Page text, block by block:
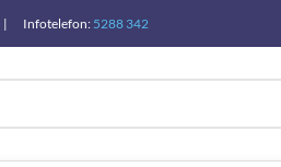
| Infotelefon: 5288 342